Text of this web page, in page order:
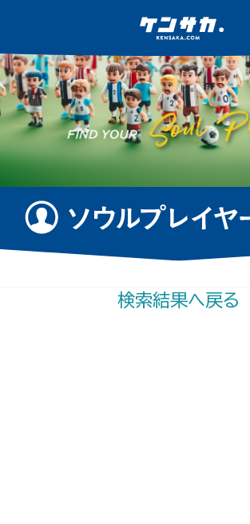
検索結果へ戻る